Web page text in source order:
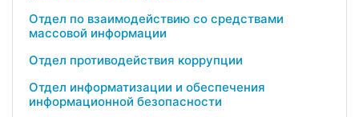
Отдел по взаимодействию со средствами
массовой информации
Отдел противодействия коррупции
Отдел информатизации и обеспечения
информационной безопасности